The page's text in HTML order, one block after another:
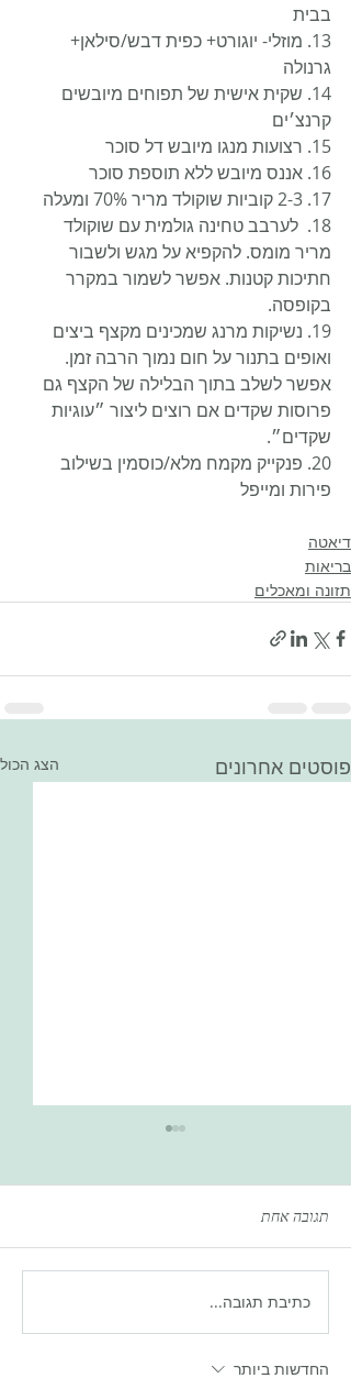
בבית
13. מוזלי- יוגורט+ כפית דבש/סילאן+
גרנולה
14. שקית אישית של תפוחים מיובשים
קרנצ׳ים
15. רצועות מנגו מיובש דל סוכר
16. אננס מיובש ללא תוספת סוכר
17. 2-3 קוביות שוקולד מריר 70% ומעלה
18.  לערבב טחינה גולמית עם שוקולד
מריר מומס. להקפיא על מגש ולשבור
חתיכות קטנות. אפשר לשמור במקרר
בקופסה.
19. נשיקות מרנג שמכינים מקצף ביצים
ואופים בתנור על חום נמוך הרבה זמן.
אפשר לשלב בתוך הבלילה של הקצף גם
פרוסות שקדים אם רוצים ליצור ״עוגיות
שקדים״.
20. פנקייק מקמח מלא/כוסמין בשילוב
פירות ומייפל
דיאטה
בריאות
תזונה ומאכלים
פוסטים אחרונים הצג הכול
נתונים מדאיגים: זריקות הרזיה
מאיבוד מסת שריר!
תגובה אחת
כתיבת תגובה...
החדשות ביותר